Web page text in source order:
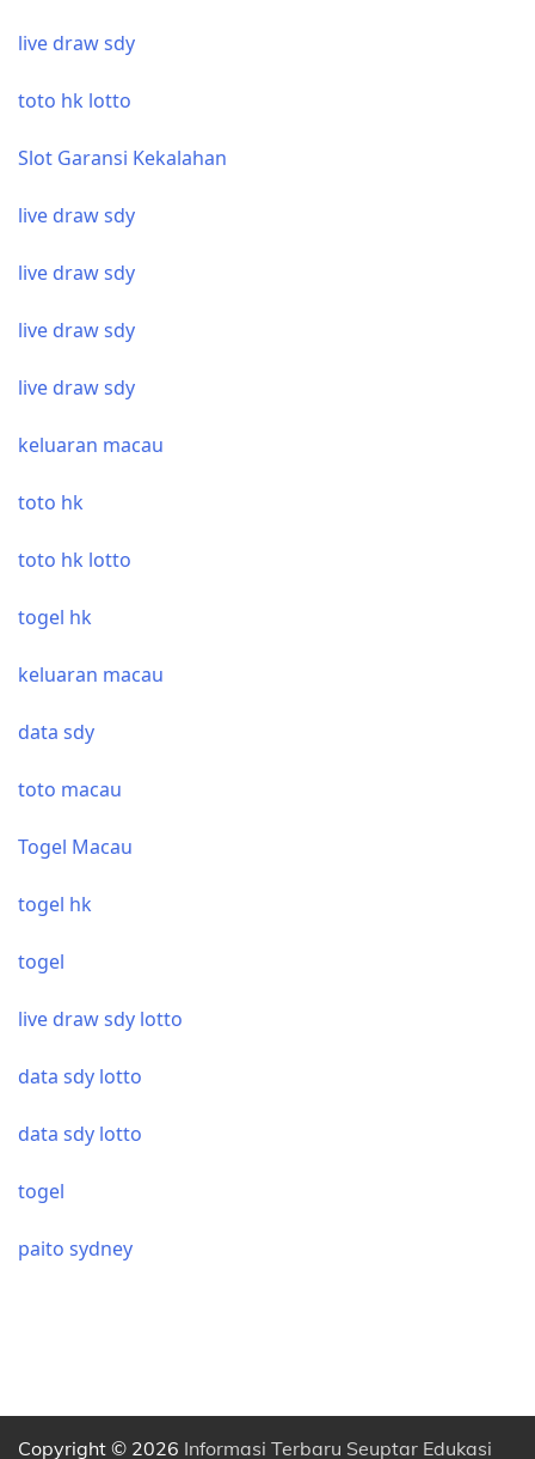
live draw sdy
toto hk lotto
Slot Garansi Kekalahan
live draw sdy
live draw sdy
live draw sdy
live draw sdy
keluaran macau
toto hk
toto hk lotto
togel hk
keluaran macau
data sdy
toto macau
Togel Macau
togel hk
togel
live draw sdy lotto
data sdy lotto
data sdy lotto
togel
paito sydney
Copyright © 2026 Informasi Terbaru Seuptar Edukasi